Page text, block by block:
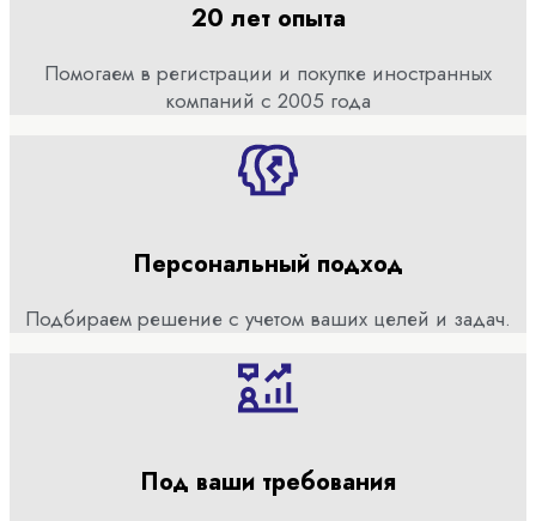
20 лет опыта
Помогаем в регистрации и покупке иностранных
компаний с 2005 года
Персональный подход
Подбираем решение с учетом ваших целей и задач.
Под ваши требования